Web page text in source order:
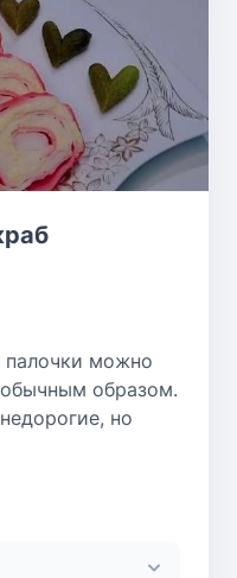
можно
образом.
но